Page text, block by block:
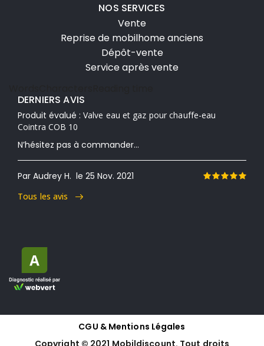
NOS SERVICES
Vente
Reprise de mobilhome anciens
Dépôt-vente
Service après vente
DERNIERS AVIS
Produit évalué : Valve eau et gaz pour chauffe-eau
Cointra COB 10
N’hésitez pas à commander...
Par Audrey H. le 25 Nov. 2021
Tous les avis
CGU & Mentions Légales
Copyright © 2021 Mobildiscount. Tout droits